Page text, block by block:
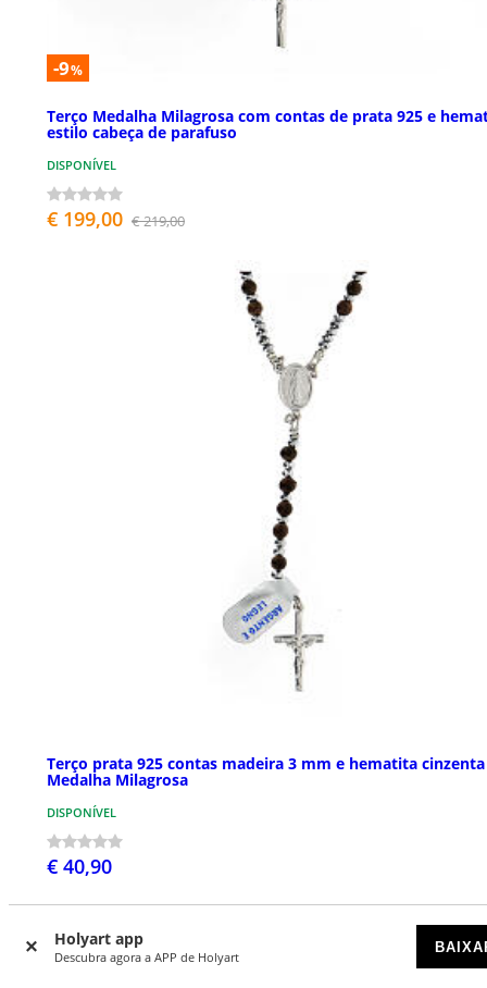
Holyart app
Descubra agora a APP de Holyart
-9%
Terço Medalha Milagrosa com contas de prata 925 e
estilo cabeça de parafuso
DISPONÍVEL
€ 199,00 € 219,00
Terço prata 925 contas madeira 3 mm e hematita cinzenta
Medalha Milagrosa
DISPONÍVEL
€ 40,90